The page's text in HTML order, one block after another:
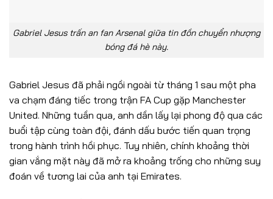
Gabriel Jesus trấn an fan Arsenal giữa tin đồn chuyển nhượng
bóng đá hè này.
Gabriel Jesus đã phải ngồi ngoài từ tháng 1 sau một pha
va chạm đáng tiếc trong trận FA Cup gặp Manchester
United. Những tuần qua, anh dần lấy lại phong độ qua các
buổi tập cùng toàn đội, đánh dấu bước tiến quan trọng
trong hành trình hồi phục. Tuy nhiên, chính khoảng thời
gian vắng mặt này đã mở ra khoảng trống cho những suy
đoán về tương lai của anh tại Emirates.